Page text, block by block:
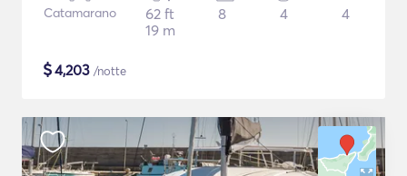
Catamarano
62 ft
19 m
8 4 4
$4,203 /notte